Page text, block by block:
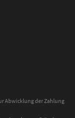
Abwicklung der Zahlung